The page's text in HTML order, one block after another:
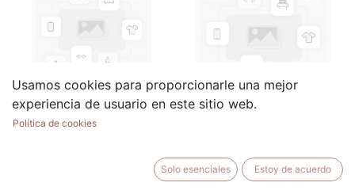
Cool Citrus Basil - 3.75 oz
Tart
Usamos cookies para proporcionarle una mejor
experiencia de usuario en este sitio web.
Política de cookies
Solo esenciales Estoy de acuerdo